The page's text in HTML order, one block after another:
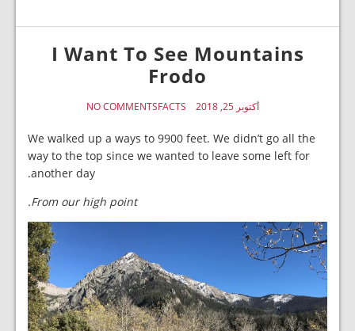
I Want To See Mountains
Frodo
أكتوبر 25, 2018 FACTS
NO COMMENTS
We walked up a ways to 9900 feet. We didn’t go all the
way to the top since we wanted to leave some left for
another day.
From our high point.